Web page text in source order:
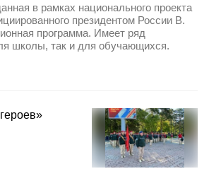
в рамках национального проекта
президентом России В.
программа. Имеет ряд
школы, так и для обучающихся.